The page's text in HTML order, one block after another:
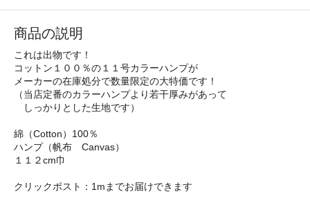
商品の説明
これは出物です！
コットン１００％の１１号カラーハンプが
メーカーの在庫処分で数量限定の大特価です！
（当店定番のカラーハンプより若干厚みがあって
しっかりとした生地です）
綿（Cotton）100％
ハンプ（帆布 Canvas）
１１２cm巾
クリックポスト：1mまでお届けできます